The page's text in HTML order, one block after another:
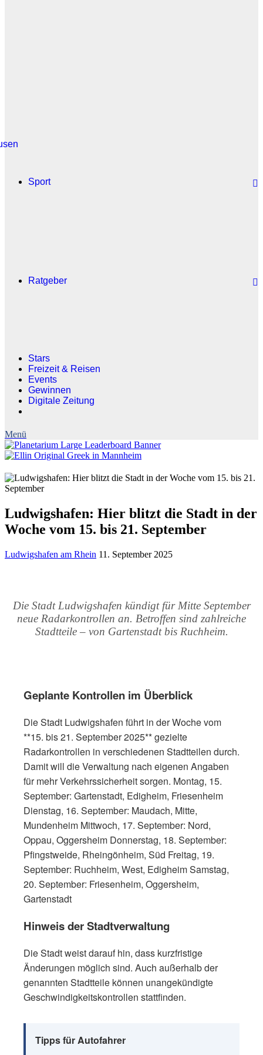
Sport
Ratgeber
Stars
Freizeit & Reisen
Events
Gewinnen
Digitale Zeitung
Ludwigshafen: Hier blitzt die Stadt in der
Woche vom 15. bis 21. September
Ludwigshafen am Rhein 11. September 2025
Die Stadt Ludwigshafen kündigt für Mitte September
neue Radarkontrollen an. Betroffen sind zahlreiche
Stadtteile – von Gartenstadt bis Ruchheim.
Geplante Kontrollen im Überblick
Die Stadt Ludwigshafen führt in der Woche vom
**15. bis 21. September 2025** gezielte
Radarkontrollen in verschiedenen Stadtteilen durch.
Damit will die Verwaltung nach eigenen Angaben
für mehr Verkehrssicherheit sorgen. Montag, 15.
September: Gartenstadt, Edigheim, Friesenheim
Dienstag, 16. September: Maudach, Mitte,
Mundenheim Mittwoch, 17. September: Nord,
Oppau, Oggersheim Donnerstag, 18. September:
Pfingstweide, Rheingönheim, Süd Freitag, 19.
September: Ruchheim, West, Edigheim Samstag,
20. September: Friesenheim, Oggersheim,
Gartenstadt
Hinweis der Stadtverwaltung
Die Stadt weist darauf hin, dass kurzfristige
Änderungen möglich sind. Auch außerhalb der
genannten Stadtteile können unangekündigte
Geschwindigkeitskontrollen stattfinden.
Tipps für Autofahrer